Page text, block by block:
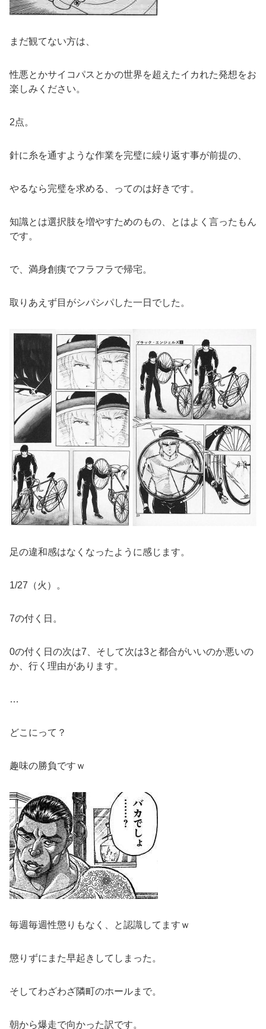
まだ観てない方は、
性悪とかサイコパスとかの世界を超えたイカれた発想をお
楽しみください。
2点。
針に糸を通すような作業を完璧に繰り返す事が前提の、
やるなら完璧を求める、ってのは好きです。
知識とは選択肢を増やすためのもの、とはよく言ったもん
です。
で、満身創痍でフラフラで帰宅。
取りあえず目がシパシパした一日でした。
足の違和感はなくなったように感じます。
1/27（火）。
7の付く日。
0の付く日の次は7、そして次は3と都合がいいのか悪いの
か、行く理由があります。
…
どこにって？
趣味の勝負ですｗ
毎週毎週性懲りもなく、と認識してますｗ
懲りずにまた早起きしてしまった。
そしてわざわざ隣町のホールまで。
朝から爆走で向かった訳です。